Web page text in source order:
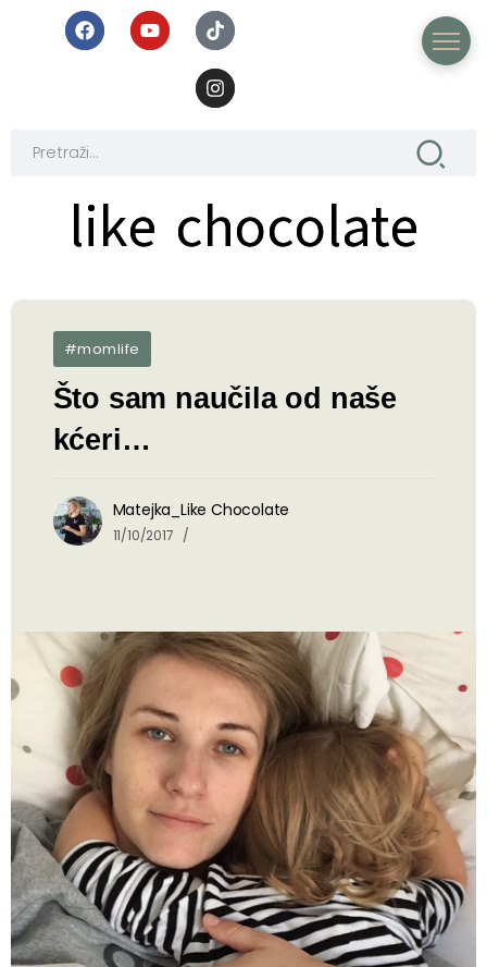
like chocolate
like chocolate
#momlife
Što sam naučila od naše
kćeri…
Matejka_Like Chocolate
11/10/2017